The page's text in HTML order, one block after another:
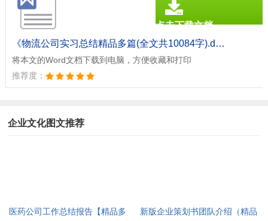
《物流公司实习总结精品多篇(全文共10084字).doc》
将本文的Word文档下载到电脑，方便收藏和打印
推荐度：
点击下载文档
文档为doc格式
企业文化图文推荐
医药公司工作总结报告【精品多
新版企业策划书团队介绍（精品